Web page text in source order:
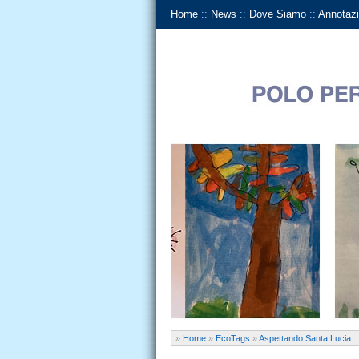
Home :: News :: Dove Siamo ::
» Home » EcoTags »Aspettando Santa Lucia